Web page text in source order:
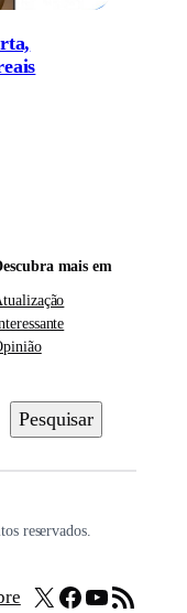
mais em
Pesquisar
reservados.
X Facebook
Youtube
Feed RSS